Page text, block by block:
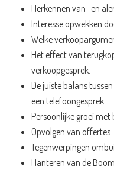
Herkennen van- en
Interesse opwekken
Welke
Het effect van
verkoopgesprek.
De juiste balans
een telefoongesprek.
Persoonlijke groei
Opvolgen van offertes.
Tegenwerpingen
Hanteren van de